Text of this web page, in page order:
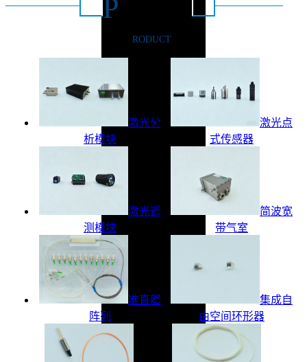
P
RODUCT
激光分
析模块
激光点
式传感器
激光遥
测模块
简波宽
带气室
准直器
阵列
集成自
由空间环形器